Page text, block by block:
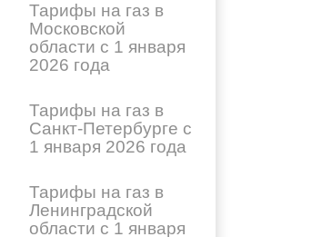
Тарифы на газ в
Московской
области с 1 января
2026 года
Тарифы на газ в
Санкт-Петербурге с
1 января 2026 года
Тарифы на газ в
Ленинградской
области с 1 января